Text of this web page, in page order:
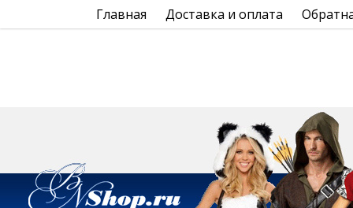
Главная Доставка и оплата